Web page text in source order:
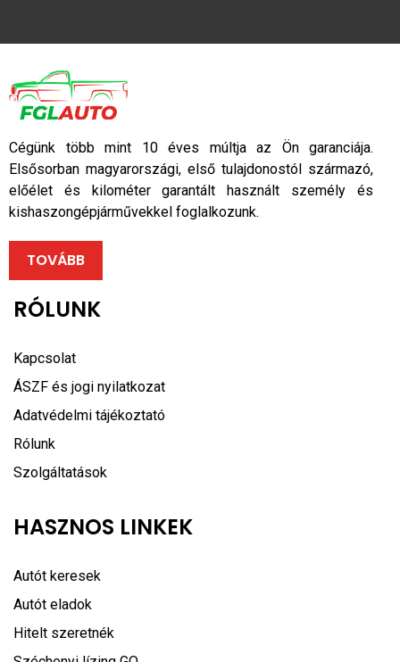
Cégünk több mint 10 éves múltja az Ön garanciája.
Elsősorban magyarországi, első tulajdonostól származó,
előélet és kilométer garantált használt személy és
kishaszongépjárművekkel foglalkozunk.
TOVÁBB
RÓLUNK
Kapcsolat
ÁSZF és jogi nyilatkozat
Adatvédelmi tájékoztató
Rólunk
Szolgáltatások
HASZNOS LINKEK
Autót keresek
Autót eladok
Hitelt szeretnék